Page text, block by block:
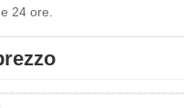
24 ore.